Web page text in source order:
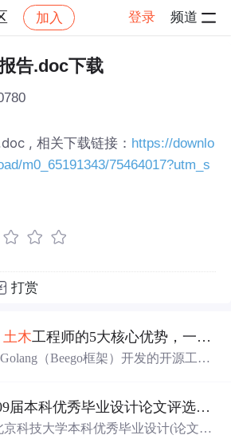
加入 登录 频道
赏专区 帖子详情
告.doc下载
, 相关下载链接： https://downlo
m0_65191343/75464017?utm_s
打赏
土木工程师的5大核心优势，一站式解决工程项目知识管理难题
（Beego框架）开发的开源工程
。面向土木工程师，统一管理设计、
，解决版本混乱、协作低效、权限
刘宇辰java_2009届本科优秀毕业设计论文评选结果-北京科技大学-馆档网.
京科技大学本科优秀毕业设计(论文)